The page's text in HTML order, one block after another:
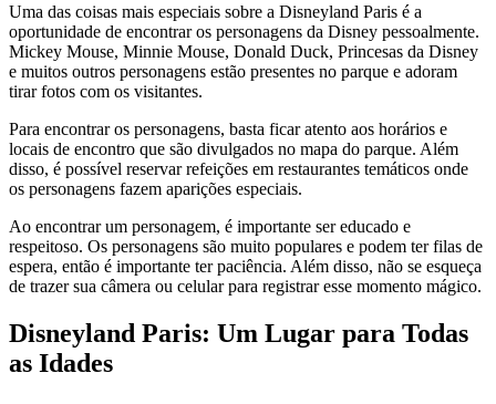
Uma das coisas mais especiais sobre a Disneyland Paris é a
oportunidade de encontrar os personagens da Disney pessoalmente.
Mickey Mouse, Minnie Mouse, Donald Duck, Princesas da Disney
e muitos outros personagens estão presentes no parque e adoram
tirar fotos com os visitantes.
Para encontrar os personagens, basta ficar atento aos horários e
locais de encontro que são divulgados no mapa do parque. Além
disso, é possível reservar refeições em restaurantes temáticos onde
os personagens fazem aparições especiais.
Ao encontrar um personagem, é importante ser educado e
respeitoso. Os personagens são muito populares e podem ter filas de
espera, então é importante ter paciência. Além disso, não se esqueça
de trazer sua câmera ou celular para registrar esse momento mágico.
Disneyland Paris: Um Lugar para Todas
as Idades